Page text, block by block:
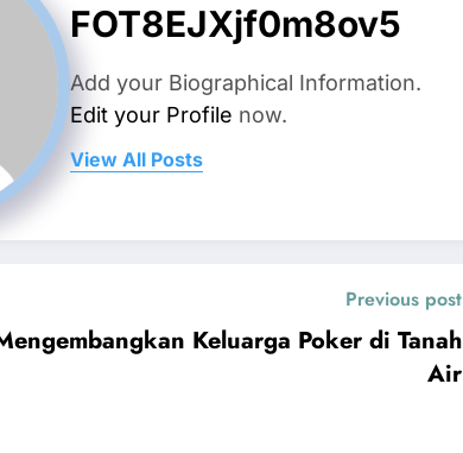
FOT8EJXjf0m8ov5
Add your Biographical Information.
Edit your Profile now.
View All Posts
Previous post
Keluarga Poker di Tanah
Air